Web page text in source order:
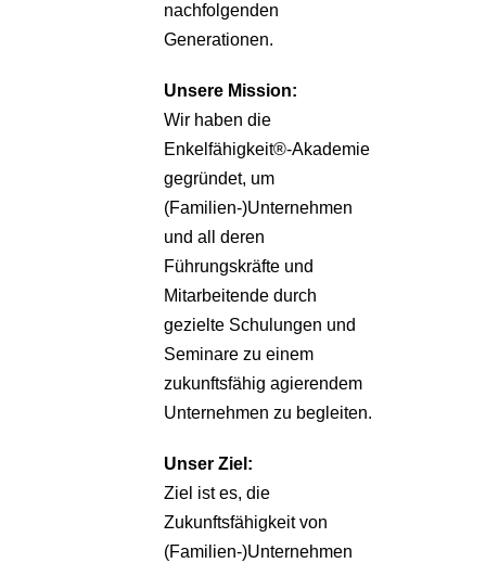
nachfolgenden
Generationen.
Unsere Mission:
Wir haben die
Enkelfähigkeit®-Akademie
gegründet, um
(Familien-)Unternehmen
und all deren
Führungskräfte und
Mitarbeitende durch
gezielte Schulungen und
Seminare zu einem
zukunftsfähig agierendem
Unternehmen zu begleiten.
Unser Ziel:
Ziel ist es, die
Zukunftsfähigkeit von
(Familien-)Unternehmen